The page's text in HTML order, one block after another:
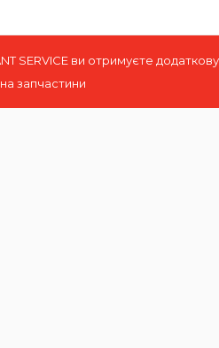
SERVICE ви отримуєте додаткову
запчастини